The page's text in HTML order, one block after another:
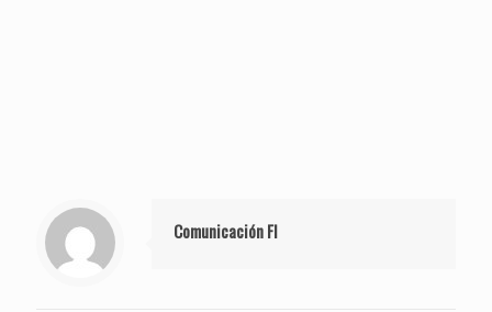
Comunicación FI